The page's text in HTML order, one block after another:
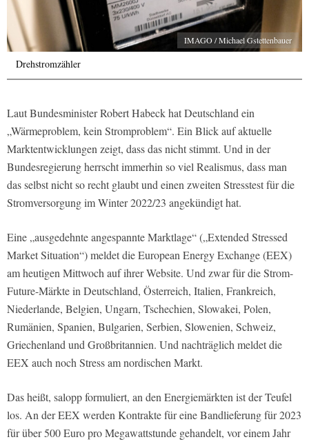
IMAGO / Michael Gstettenbauer
Drehstromzähler
Laut Bundesminister Robert Habeck hat Deutschland ein
„Wärmeproblem, kein Stromproblem“. Ein Blick auf aktuelle
Marktentwicklungen zeigt, dass das nicht stimmt. Und in der
Bundesregierung herrscht immerhin so viel Realismus, dass man
das selbst nicht so recht glaubt und einen zweiten Stresstest für die
Stromversorgung im Winter 2022/23 angekündigt hat.
Eine „ausgedehnte angespannte Marktlage“ („Extended Stressed
Market Situation“) meldet die European Energy Exchange (EEX)
am heutigen Mittwoch auf ihrer Website. Und zwar für die Strom-
Future-Märkte in Deutschland, Österreich, Italien, Frankreich,
Niederlande, Belgien, Ungarn, Tschechien, Slowakei, Polen,
Rumänien, Spanien, Bulgarien, Serbien, Slowenien, Schweiz,
Griechenland und Großbritannien. Und nachträglich meldet die
EEX auch noch Stress am nordischen Markt.
Das heißt, salopp formuliert, an den Energiemärkten ist der Teufel
los. An der EEX werden Kontrakte für eine Bandlieferung für 2023
für über 500 Euro pro Megawattstunde gehandelt, vor einem Jahr